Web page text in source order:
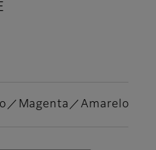
／Magenta／Amarelo